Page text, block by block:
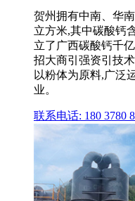
贺州拥有中南、华
立方米,其中碳酸钙
立了广西碳酸钙千
招大商引强资引技
以粉体为原料,广泛
业。
联系电话: 180 3780